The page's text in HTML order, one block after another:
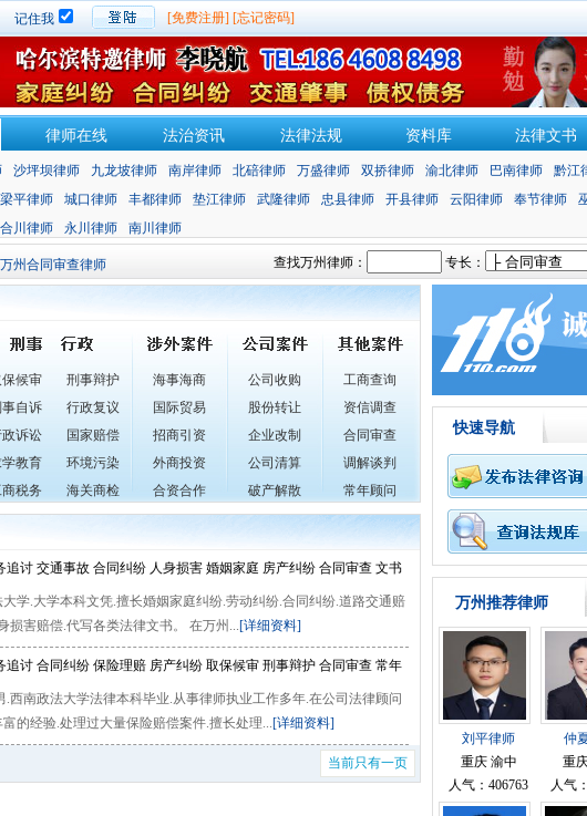
记住我 [免费注册] [忘记密码]
律师在线 法治资讯 法律法规 资料库 法律文书
沙坪坝律师 九龙坡律师 南岸律师 北碚律师 万盛律师 双挢律师 渝北律师 巴南律师 黔江
梁平律师 城口律师 丰都律师 垫江律师 武隆律师 忠县律师 开县律师 云阳律师 奉节律师
合川律师 永川律师 南川律师
州合同审查律师 查找万州律师： 专长：
候审
刑事辩护
自诉
行政复议
诉讼
国家赔偿
教育
环境污染
税务
海关商检
海事海商
国际贸易
招商引资
外商投资
合资合作
公司收购
股份转让
企业改制
公司清算
破产解散
工商查询
资信调查
合同审查
调解谈判
常年顾问
追讨 交通事故 合同纠纷 人身损害 婚姻家庭 房产纠纷 合同审查 文书
学.大学本科文凭.擅长婚姻家庭纠纷.劳动纠纷.合同纠纷.道路交通赔
损害赔偿.代写各类法律文书。 在万州...[详细资料]
追讨 合同纠纷 保险理赔 房产纠纷 取保候审 刑事辩护 合同审查 常年
.西南政法大学法律本科毕业.从事律师执业工作多年.在公司法律顾问
的经验.处理过大量保险赔偿案件.擅长处理...[详细资料]
当前只有一页
快速导航
万州推荐律师
刘平律师
重庆 渝中
人气：406763
仲
重
人气